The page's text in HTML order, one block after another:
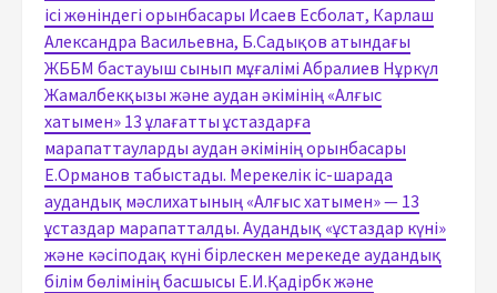
ісі жөніндегі орынбасары Исаев Есболат, Карлаш
Александра Васильевна, Б.Садықов атындағы
ЖББМ бастауыш сынып мұғалімі Абралиев Нұркүл
Жамалбекқызы және аудан әкімінің «Алғыс
хатымен» 13 ұлағатты ұстаздарға
марапаттауларды аудан әкімінің орынбасары
Е.Орманов табыстады. Мерекелік іс-шарада
аудандық мәслихатының «Алғыс хатымен» — 13
ұстаздар марапатталды. Аудандық «ұстаздар күні»
және кәсіподақ күні бірлескен мерекеде аудандық
білім бөлімінің басшысы Е.И.Қадірбк және